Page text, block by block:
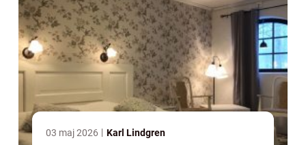
03 maj 2026 Karl Lindgren